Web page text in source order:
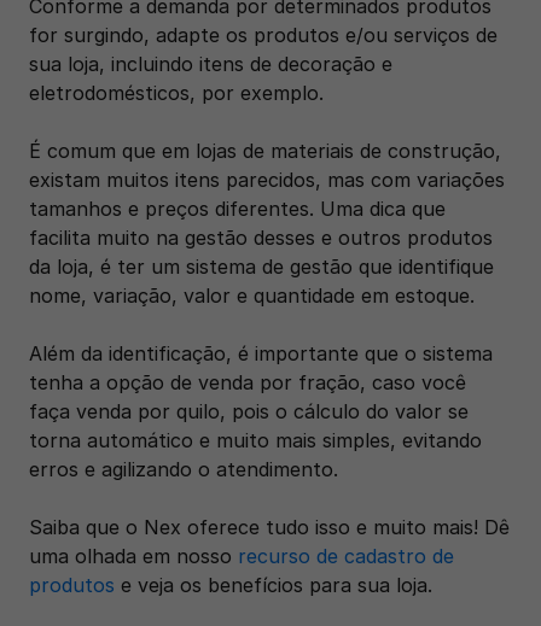
Conforme a demanda por determinados produtos
for surgindo, adapte os produtos e/ou serviços de
sua loja, incluindo itens de decoração e
eletrodomésticos, por exemplo.
É comum que em lojas de materiais de construção,
existam muitos itens parecidos, mas com variações
tamanhos e preços diferentes. Uma dica que
facilita muito na gestão desses e outros produtos
da loja, é ter um sistema de gestão que identifique
nome, variação, valor e quantidade em estoque.
Além da identificação, é importante que o sistema
tenha a opção de venda por fração, caso você
faça venda por quilo, pois o cálculo do valor se
torna automático e muito mais simples, evitando
erros e agilizando o atendimento.
Saiba que o Nex oferece tudo isso e muito mais! Dê
uma olhada em nosso recurso de cadastro de
produtos e veja os benefícios para sua loja.